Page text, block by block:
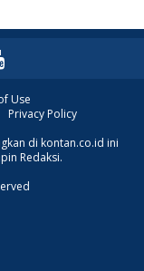
Use
Privacy Policy
di kontan.co.id ini
Redaksi.